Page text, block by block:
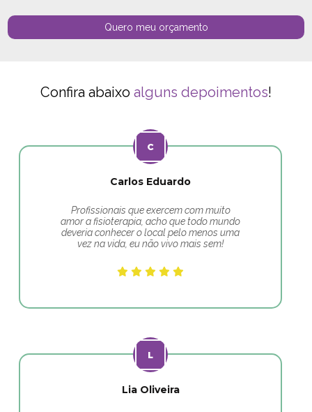
Quero meu orçamento
Confira abaixo alguns depoimentos!
Carlos Eduardo
Profissionais que exercem com muito
amor a fisioterapia, acho que todo mundo
deveria conhecer o local pelo menos uma
vez na vida, eu não vivo mais sem!
Lia Oliveira